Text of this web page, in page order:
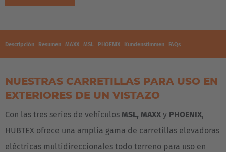
Descripción Resumen MAXX MSL PHOENIX Kundenstimmen FAQs
NUESTRAS CARRETILLAS PARA USO EN
EXTERIORES DE UN VISTAZO
Con las tres series de vehículos MSL, MAXX y PHOENIX,
HUBTEX ofrece una amplia gama de carretillas elevadoras
eléctricas multidireccionales todo terreno para uso en